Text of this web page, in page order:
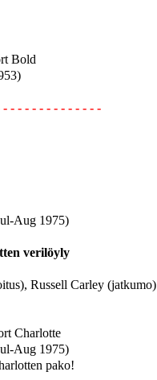
Bold
- - - - - - - - - - - - -
Aug 1975)
verilöyly
Russell Carley (jatkumo)
Charlotte
Aug 1975)
pako!